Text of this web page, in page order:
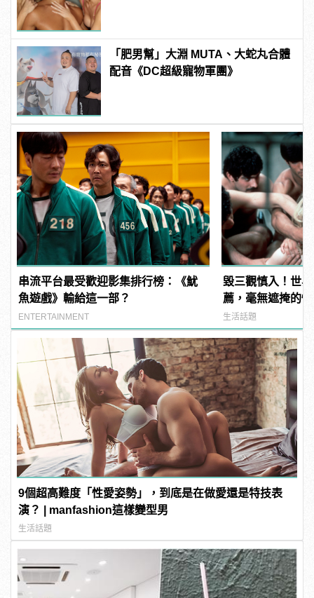
「肥男幫」大淵 MUTA、大蛇丸合體
配音《DC超級寵物軍團》
串流平台最受歡迎影集排行榜：《魷
魚遊戲》輸給這一部？
ENTERTAINMENT
毀三觀慎入！世
薦，毫無遮掩的
噁心到極致！
生活話題
9個超高難度「性愛姿勢」，到底是在做愛還是特技表
演？ | manfashion這樣變型男
生活話題